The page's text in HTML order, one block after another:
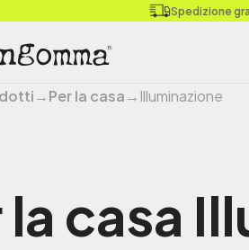
Spedizione
→Per la casa→ Illuminazione
la casa